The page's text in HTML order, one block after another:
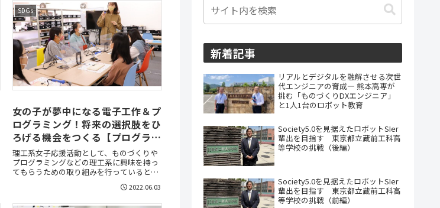
SDGs
女の子が夢中になる電子工作＆プ
ログラミング！将来の選択肢をひ
ろげる機会をつくる【プログラ
ボ ガールズプロジェクト】
理工系女子応援活動として、ものづくりや
プログラミングなどの理工系に興味を持っ
てもらうための取り組みを行っているとの
ことでプログラボ ガールズプロジェクトの
2022.06.03
新着記事
リアルとデジタルを融解させる次世
代エンジニアの育成― 熊本高専が
挑む「ものづくりDXエンジニア」
と1人1台のロボット教育
Society5.0を見据えたロボットSIer
輩出を目指す 東京都立蔵前工科高
等学校の挑戦（後編）
Society5.0を見据えたロボットSIer
輩出を目指す 東京都立蔵前工科高
等学校の挑戦（前編）